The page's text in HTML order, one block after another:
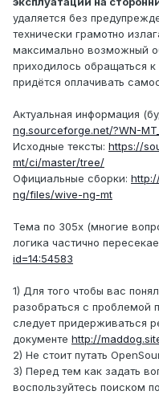
удаляется без
технически грамотно
максимально возможный
приходилось обращаться
придётся оплачивать
Актуальная информация
ng.sourceforge.net/?WN-
Исходные тексты: https://
mt/ci/master/tree/
Официальные сборки:
ng/files/wive-ng-mt
Тема по 305х (многие
логика частично
id=14:54583
1) Для того чтобы вас
разобраться с проблемой
следует придерживаться
документе http://
2) Не стоит путать
3) Перед тем как задать
воспользуйтесь поиском